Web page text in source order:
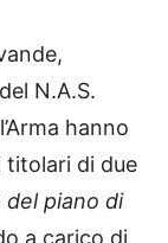
N.A.S.
hanno
titolari di due
del piano di
a carico di